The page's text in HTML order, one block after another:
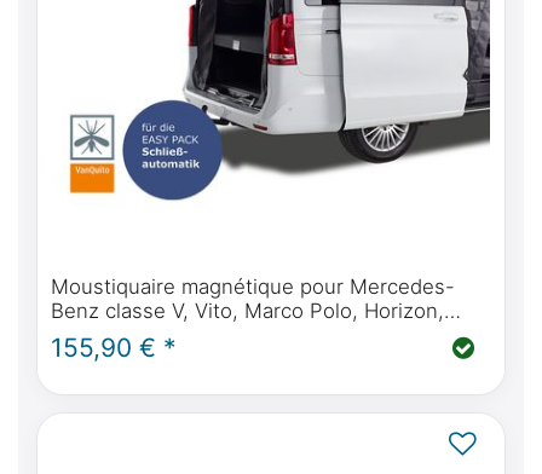
Moustiquaire magnétique pour Mercedes-
Benz classe V, Vito, Marco Polo, Horizon,
Activity à partir de BJ2014 (W447) hayon
arrière
155,90 € *